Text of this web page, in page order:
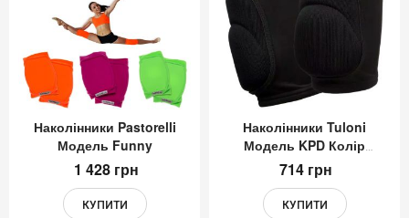
Бажань
Наколінники Pastorelli
Модель Funny
1 428 грн
КУПИТИ
Наколінники Tuloni
Модель KPD Колір
Чорний
714 грн
КУПИТИ